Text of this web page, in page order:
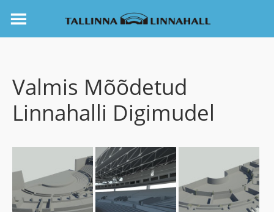
Valmis Mõõdetud
Linnahalli Digimudel